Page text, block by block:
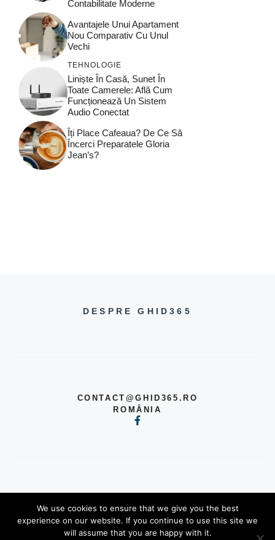
Contabilitate Moderne
Avantajele Unui Apartament
Nou Comparativ Cu Unul
Vechi
TEHNOLOGIE
Liniște În Casă, Sunet În
Toate Camerele: Află Cum
Funcționează Un Sistem
Audio Conectat
Îți Place Cafeaua? De Ce Să
Încerci Preparatele Gloria
Jean’s?
DESPRE GHID365
CONTACT@GHID365.RO
ROMÂNIA
© 2026 TOATE DREPTURILE
REZERVATE
POLITICĂ DE CONFIDENȚIALITATE
TERMENI ȘI CONDIȚII
We use cookies to ensure that we give you the best
experience on our website. If you continue to use this site we
will assume that you are happy with it.